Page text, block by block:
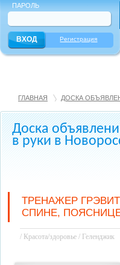
ПАРОЛЬ
Регистрация
ГЛАВНАЯ ДОСКА
Доска
в руки в
ТРЕНАЖЕР
СПИНЕ,
/ Красота/здоровье / Геленджик